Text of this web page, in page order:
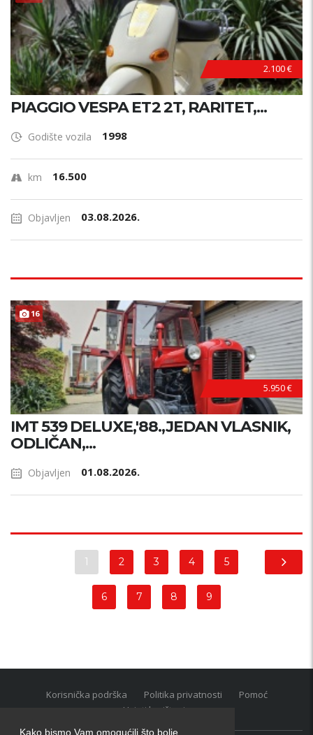
Kako bismo Vam omogućili što bolje
2.100 €
PIAGGIO VESPA ET2 2T, RARITET,...
Godište vozila 1998
km 16.500
Objavljen 03.08.2026.
16
5.950 €
IMT 539 DELUXE,'88.,JEDAN VLASNIK,
ODLIČAN,...
Objavljen 01.08.2026.
1 2 3 4 5
6 7 8 9
Korisnička podrška Politika privatnosti
Pomoć
Uvjeti korištenja